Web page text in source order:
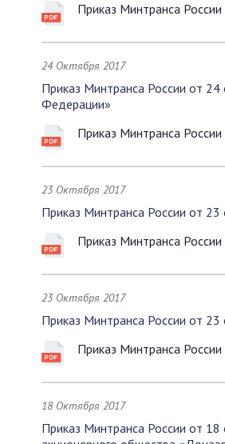
Приказ Минтранса
24 Октября 2017
Приказ Минтранса России от
Федерации»
Приказ Минтранса
23 Октября 2017
Приказ Минтранса России от
Приказ Минтранса
23 Октября 2017
Приказ Минтранса России от
Приказ Минтранса
18 Октября 2017
Приказ Минтранса России от